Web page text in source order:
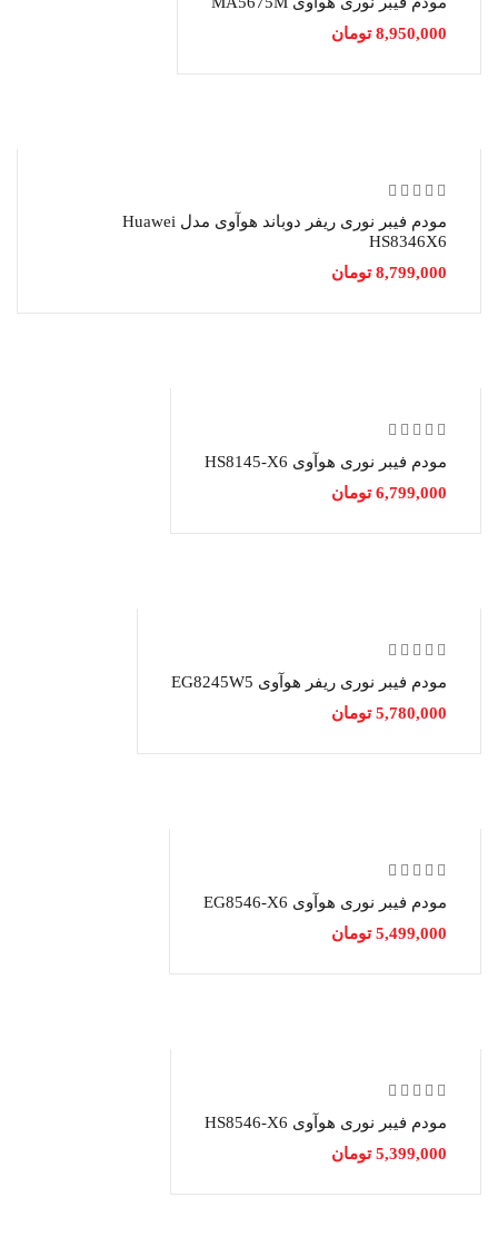
8,950,000 تومان
مودم فیبر نوری ریفر دوباند هوآوی مدل Huawei
HS8346X6
8,799,000 تومان
مودم فیبر نوری هوآوی HS8145-X6
6,799,000 تومان
مودم فیبر نوری ریفر هوآوی EG8245W5
5,780,000 تومان
مودم فیبر نوری هوآوی EG8546-X6
5,499,000 تومان
مودم فیبر نوری هوآوی HS8546-X6
5,399,000 تومان